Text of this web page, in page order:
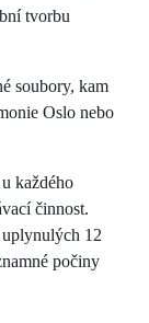
tvorbu
soubory, kam
Oslo nebo
každého
činnost.
12
počiny